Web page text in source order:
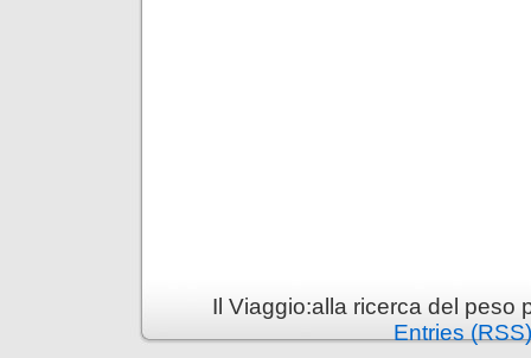
Il Viaggio:alla ricerca del
Entries (RSS)